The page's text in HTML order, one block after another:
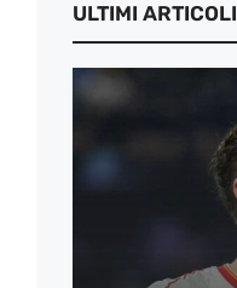
ULTIMI ARTICOLI